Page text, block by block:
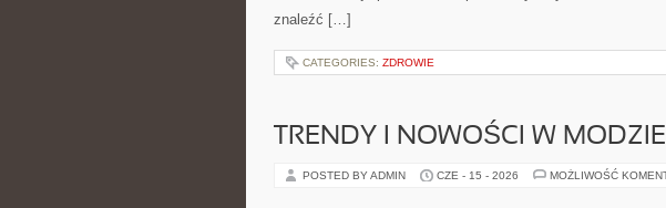
znaleźć […]
CATEGORIES: ZDROWIE
TRENDY I NOWOŚCI W
POSTED BY ADMIN CZE - 15 - 2026 MOŻLIWOŚĆ